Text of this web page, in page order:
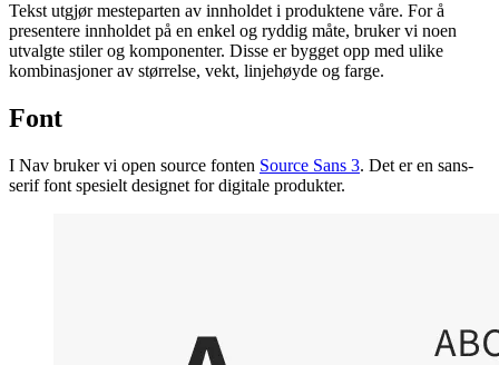
Tekst utgjør mesteparten av innholdet i produktene våre. For å
presentere innholdet på en enkel og ryddig måte, bruker vi noen
utvalgte stiler og komponenter. Disse er bygget opp med ulike
kombinasjoner av størrelse, vekt, linjehøyde og farge.
Font
I Nav bruker vi open source fonten Source Sans 3. Det er en sans-
serif font spesielt designet for digitale produkter.